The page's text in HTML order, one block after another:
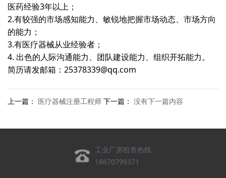
医药经验3年以上；
2.有较强的市场感知能力、敏锐地把握市场动态、市场方向
的能力；
3.有医疗器械从业经验者；
4. 出色的人际沟通能力、团队建设能力、组织开拓能力。
简历请发邮箱：25378339@qq.com
上一篇： 医疗器械注册工程师 下一篇： 没有下一篇内容
工业厂房租售热线
18670799371